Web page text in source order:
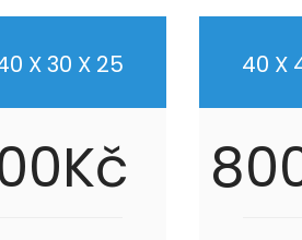
X 30 X 25 40 X